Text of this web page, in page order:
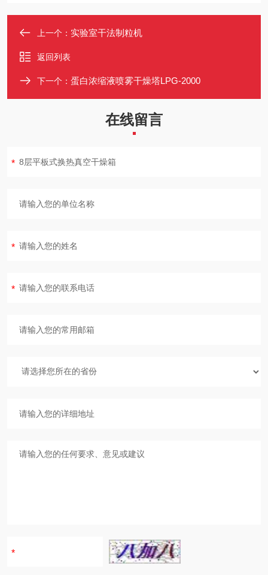
上一个： 实验室干法制粒机
返回列表
下一个： 蛋白浓缩液喷雾干燥塔LPG-2000
在线留言